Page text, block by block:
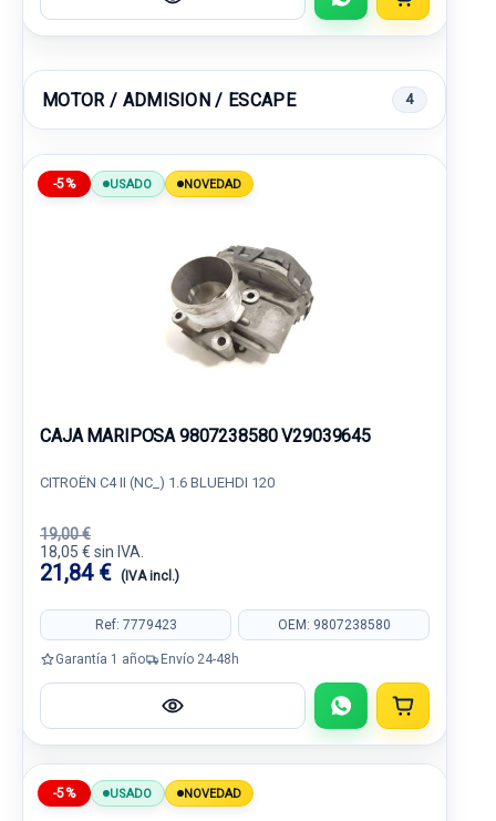
MOTOR / ADMISION / ESCAPE 4
-5% USADO NOVEDAD
CAJA MARIPOSA 9807238580 V29039645
CITROËN C4 II (NC_) 1.6 BLUEHDI 120
19,00 €
18,05 € sin IVA.
21,84 € (IVA incl.)
Ref: 7779423 OEM: 9807238580
Garantía 1 año Envío 24-48h
-5% USADO NOVEDAD